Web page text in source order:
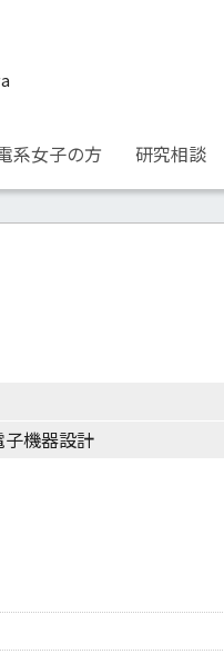
系女子の方 研究相談
機器設計